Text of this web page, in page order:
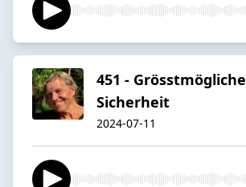
451 - Grösstmögliche
Sicherheit
2024-07-11